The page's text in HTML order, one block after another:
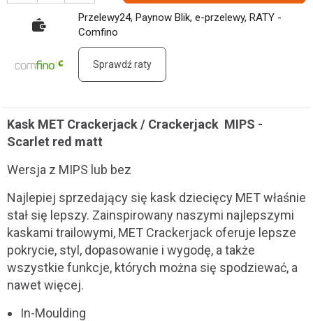
Przelewy24, Paynow Blik, e-przelewy, RATY -
Comfino
Sprawdź raty
Kask MET Crackerjack / Crackerjack MIPS -
Scarlet red matt
Wersja z MIPS lub bez
Najlepiej sprzedający się kask dziecięcy MET właśnie
stał się lepszy. Zainspirowany naszymi najlepszymi
kaskami trailowymi, MET Crackerjack oferuje lepsze
pokrycie, styl, dopasowanie i wygodę, a także
wszystkie funkcje, których można się spodziewać, a
nawet więcej.
In-Moulding